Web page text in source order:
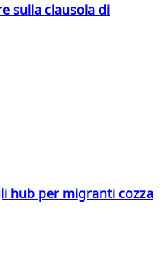
sulla clausola di
hub per migranti cozza